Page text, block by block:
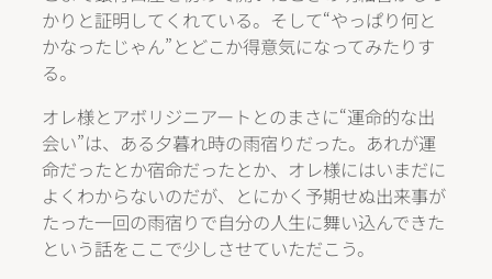
かりと証明してくれている。そして“やっぱり何と
かなったじゃん”とどこか得意気になってみたりす
る。
オレ様とアボリジニアートとのまさに“運命的な出
会い”は、ある夕暮れ時の雨宿りだった。あれが運
命だったとか宿命だったとか、オレ様にはいまだに
よくわからないのだが、とにかく予期せぬ出来事が
たった一回の雨宿りで自分の人生に舞い込んできた
という話をここで少しさせていただこう。